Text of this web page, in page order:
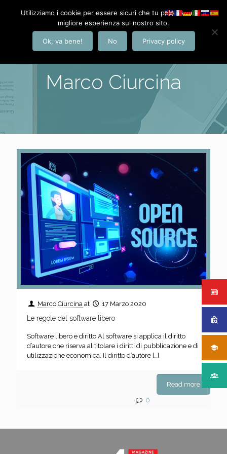
Marco Ciurcina
Marco Ciurcina at 17 Marzo 2020
Le regole del software libero
Software libero e diritto Al software si applica il diritto
d’autore che riserva al titolare i diritti di pubblicazione e di
utilizzazione economica. Il diritto d’autore […]
0
Read more
Utilizziamo i cookie per essere sicuri che tu possa avere la
migliore esperienza sul nostro sito.
Ok, va bene! No Privacy policy